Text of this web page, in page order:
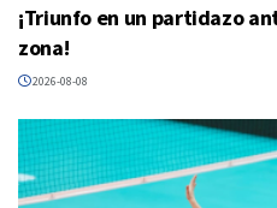
¡Triunfo en un partidazo
zona!
2026-08-08